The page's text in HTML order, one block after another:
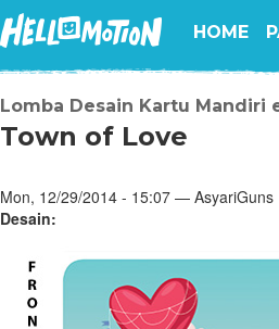
HOME
Lomba Desain Kartu Mandiri
Town of Love
Mon, 12/29/2014 - 15:07 — AsyariGuns
Desain: